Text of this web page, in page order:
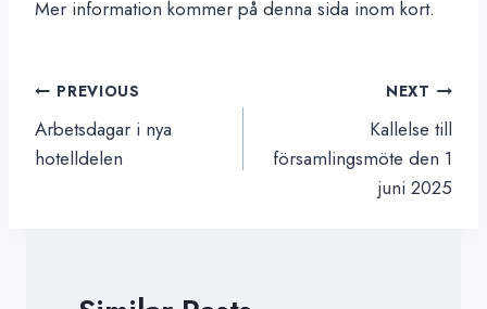
Mer information kommer på denna sida inom kort.
Inläggsnavigering
PREVIOUS
Arbetsdagar i nya
hotelldelen
NEXT
Kallelse till
församlingsmöte den 1
juni 2025